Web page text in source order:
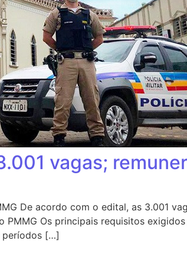
vagas;
De acordo com o edital, as 3.001
PMMG Os principais requisitos
períodos […]